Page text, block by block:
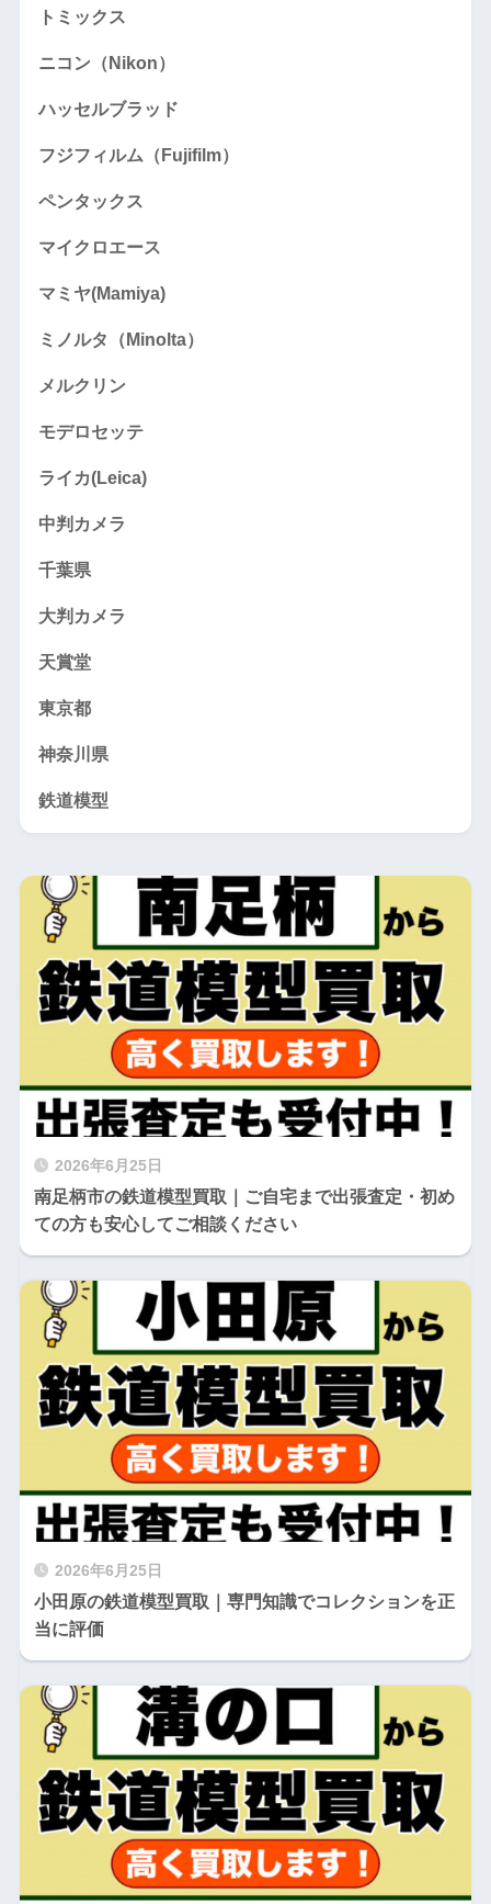
トミックス
ニコン（Nikon）
ハッセルブラッド
フジフィルム（Fujifilm）
ペンタックス
マイクロエース
マミヤ(Mamiya)
ミノルタ（Minolta）
メルクリン
モデロセッテ
ライカ(Leica)
中判カメラ
千葉県
大判カメラ
天賞堂
東京都
神奈川県
鉄道模型
2026年6月25日
南足柄市の鉄道模型買取｜ご自宅まで出張査定・初め
ての方も安心してご相談ください
2026年6月25日
小田原の鉄道模型買取｜専門知識でコレクションを正
当に評価